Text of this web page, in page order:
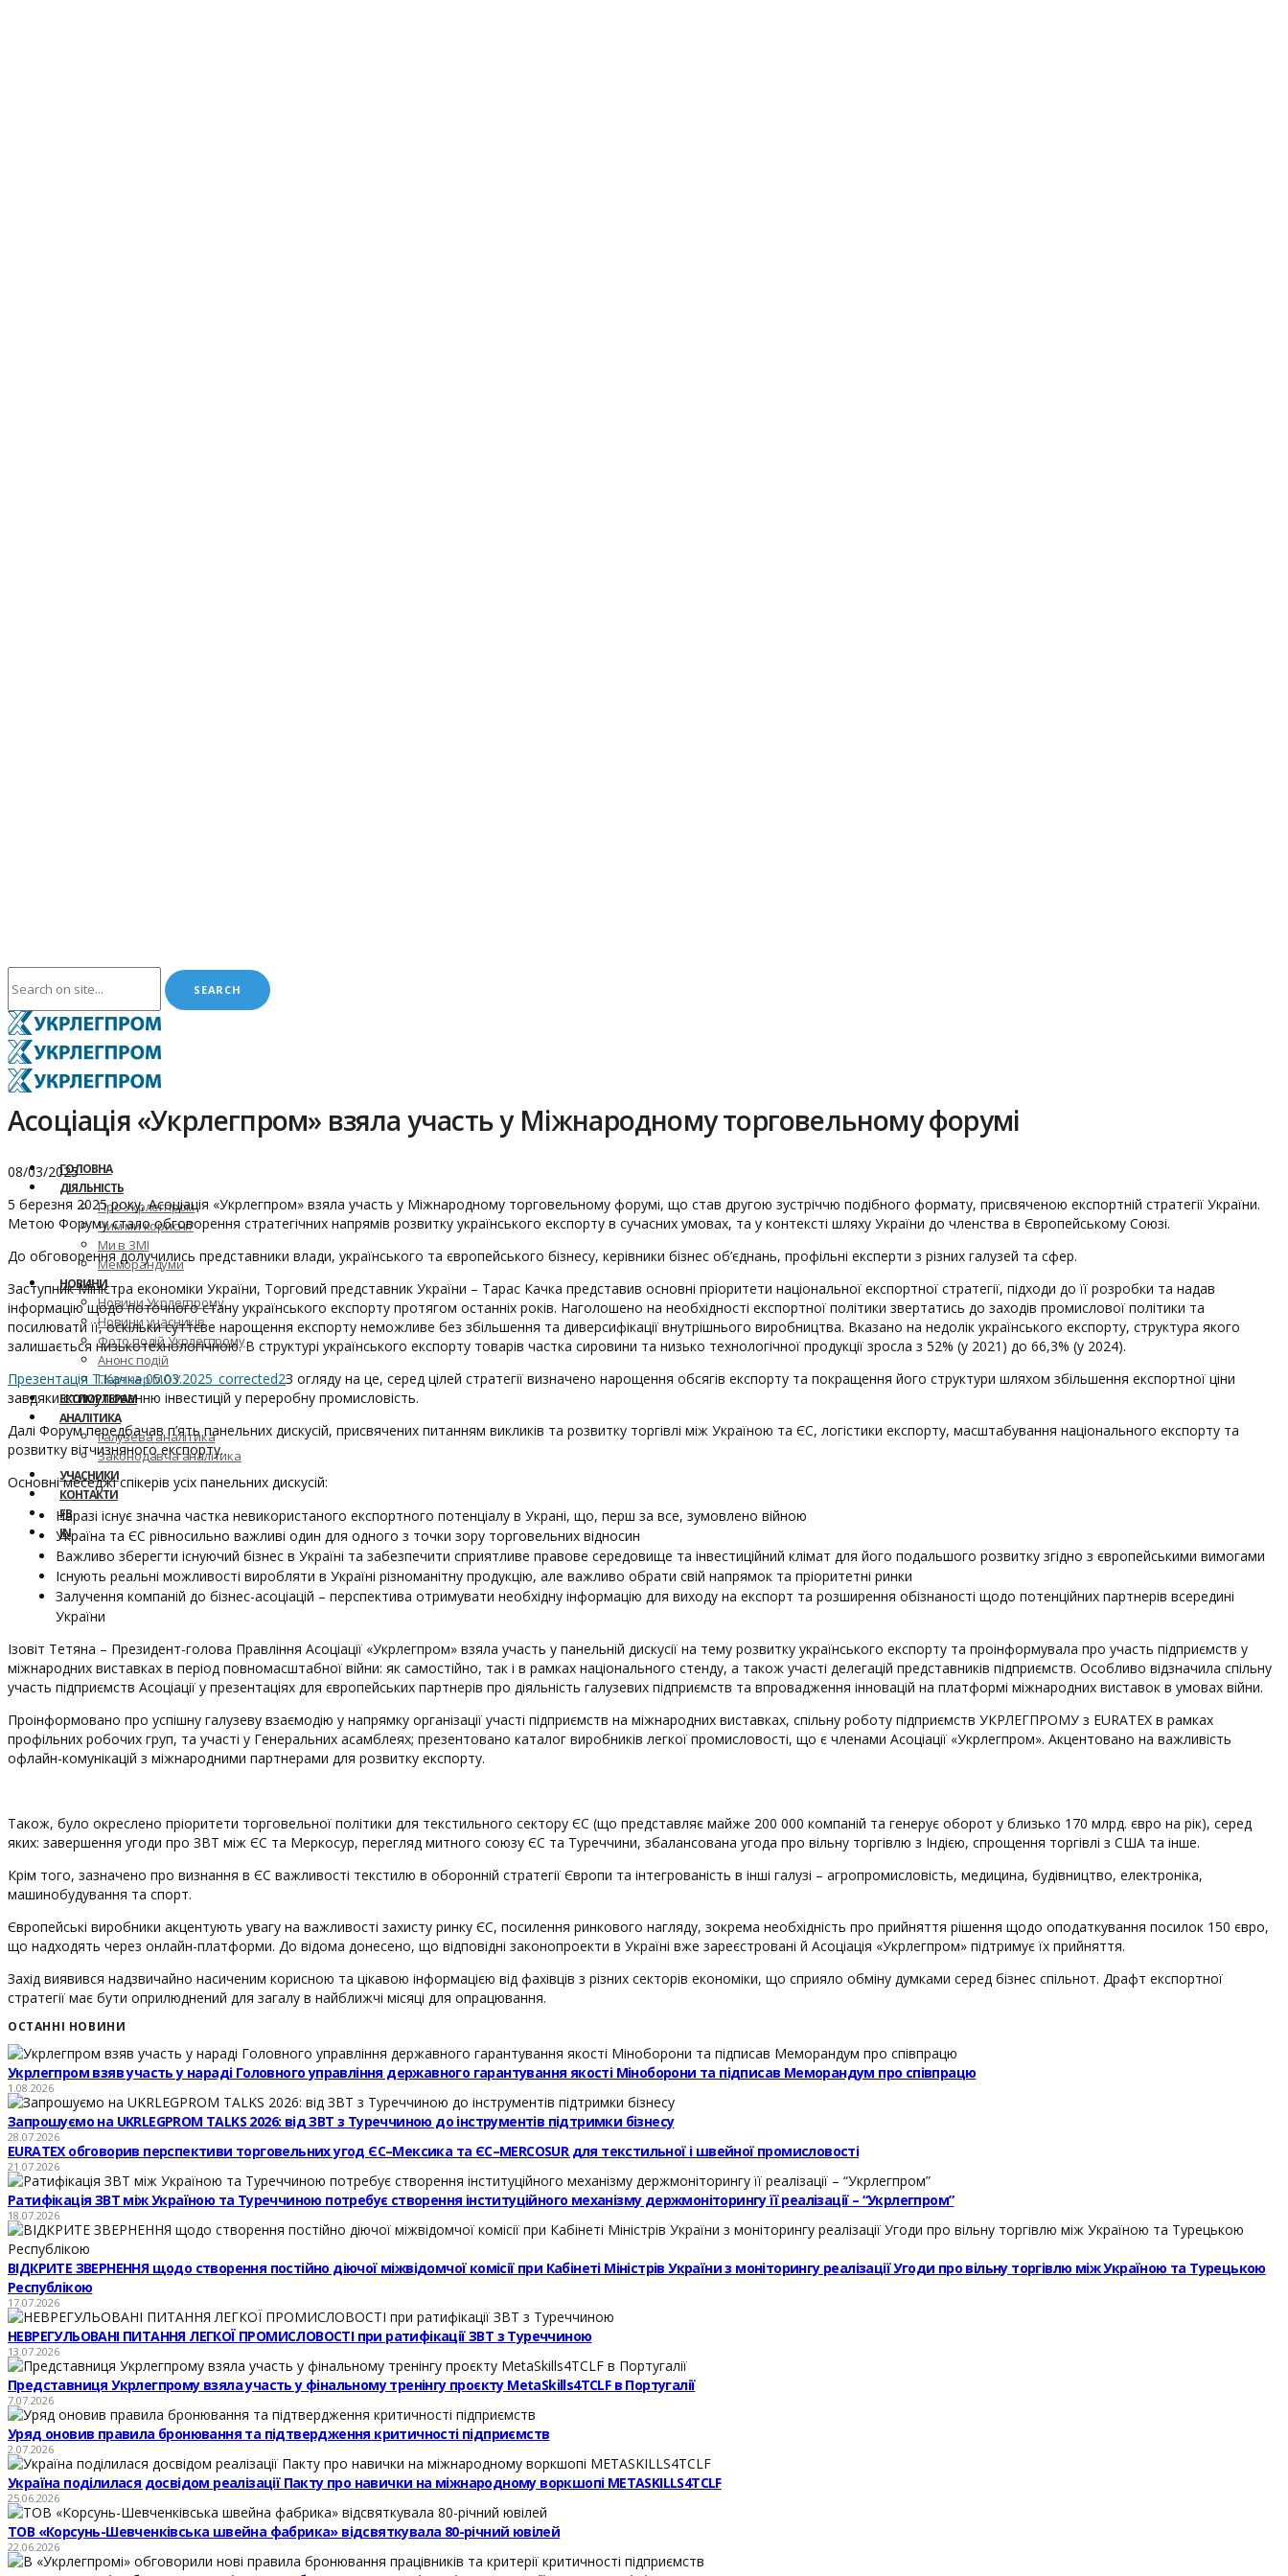
ГОЛОВНА
ДІЯЛЬНІСТЬ
Про Укрлегпром
Чим ми корисні?
Ми в ЗМІ
Меморандуми
НОВИНИ
Новини Укрлегпрому
Новини учасників
Фото подій Укрлегпрому
Анонс подій
Партнер МОУ
ЕКСПОРТЕРАМ
АНАЛІТИКА
Галузева аналітика
Законодавча аналітика
УЧАСНИКИ
КОНТАКТИ
FB
IN
Асоціація «Укрлегпром» взяла участь у Міжнародному торговельному форумі
08/03/2025
5 березня 2025 року, Асоціація «Укрлегпром» взяла участь у Міжнародному торговельному форумі, що став другою зустріччю подібного формату, присвяченою експортній стратегії України.
Метою Форуму стало обговорення стратегічних напрямів розвитку українського експорту в сучасних умовах, та у контексті шляху України до членства в Європейському Союзі.
До обговорення долучились представники влади, українського та європейського бізнесу, керівники бізнес об’єднань, профільні експерти з різних галузей та сфер.
Заступник Міністра економіки України, Торговий представник України – Тарас Качка представив основні пріоритети національної експортної стратегії, підходи до її розробки та надав
інформацію щодо поточного стану українського експорту протягом останніх років. Наголошено на необхідності експортної політики звертатись до заходів промислової політики та
посилювати її, оскільки суттєве нарощення експорту неможливе без збільшення та диверсифікації внутрішнього виробництва. Вказано на недолік українського експорту, структура якого
залишається низькотехнологічною. В структурі українського експорту товарів частка сировини та низько технологічної продукції зросла з 52% (у 2021) до 66,3% (у 2024).
Презентація Т.Качка 05.03.2025_corrected2З огляду на це, серед цілей стратегії визначено нарощення обсягів експорту та покращення його структури шляхом збільшення експортної ціни
завдяки стимулюванню інвестицій у переробну промисловість.
Далі Форум передбачав п’ять панельних дискусій, присвячених питанням викликів та розвитку торгівлі між Україною та ЄС, логістики експорту, масштабування національного експорту та
розвитку вітчизняного експорту.
Основні меседжі спікерів усіх панельних дискусій:
Наразі існує значна частка невикористаного експортного потенціалу в Украні, що, перш за все, зумовлено війною
Україна та ЄС рівносильно важливі один для одного з точки зору торговельних відносин
Важливо зберегти існуючий бізнес в Україні та забезпечити сприятливе правове середовище та інвестиційний клімат для його подальшого розвитку згідно з європейськими вимогами
Існують реальні можливості виробляти в Україні різноманітну продукцію, але важливо обрати свій напрямок та пріоритетні ринки
Залучення компаній до бізнес-асоціацій – перспектива отримувати необхідну інформацію для виходу на експорт та розширення обізнаності щодо потенційних партнерів всередині
України
Ізовіт Тетяна – Президент-голова Правління Асоціації «Укрлегпром» взяла участь у панельній дискусії на тему розвитку українського експорту та проінформувала про участь підприємств у
міжнародних виставках в період повномасштабної війни: як самостійно, так і в рамках національного стенду, а також участі делегацій представників підприємств. Особливо відзначила спільну
участь підприємств Асоціації у презентаціях для європейських партнерів про діяльність галузевих підприємств та впровадження інновацій на платформі міжнародних виставок в умовах війни.
Проінформовано про успішну галузеву взаємодію у напрямку організації участі підприємств на міжнародних виставках, спільну роботу підприємств УКРЛЕГПРОМУ з EURATEX в рамках
профільних робочих груп, та участі у Генеральних асамблеях; презентовано каталог виробників легкої промисловості, що є членами Асоціації «Укрлегпром». Акцентовано на важливість
офлайн-комунікацій з міжнародними партнерами для розвитку експорту.
Також, було окреслено пріоритети торговельної політики для текстильного сектору ЄС (що представляє майже 200 000 компаній та генерує оборот у близько 170 млрд. євро на рік), серед
яких: завершення угоди про ЗВТ між ЄС та Меркосур, перегляд митного союзу ЄС та Туреччини, збалансована угода про вільну торгівлю з Індією, спрощення торгівлі з США та інше.
Крім того, зазначено про визнання в ЄС важливості текстилю в оборонній стратегії Європи та інтегрованість в інші галузі – агропромисловість, медицина, будівництво, електроніка,
машинобудування та спорт.
Європейські виробники акцентують увагу на важливості захисту ринку ЄС, посилення ринкового нагляду, зокрема необхідність про прийняття рішення щодо оподаткування посилок 150 євро,
що надходять через онлайн-платформи. До відома донесено, що відповідні законопроекти в Україні вже зареєстровані й Асоціація «Укрлегпром» підтримує їх прийняття.
Захід виявився надзвичайно насиченим корисною та цікавою інформацією від фахівців з різних секторів економіки, що сприяло обміну думками серед бізнес спільнот. Драфт експортної
стратегії має бути оприлюднений для загалу в найближчі місяці для опрацювання.
ОСТАННІ НОВИНИ
Укрлегпром взяв участь у нараді Головного управління державного гарантування якості Міноборони та підписав Меморандум про співпрацю
1.08.2026
Запрошуємо на UKRLEGPROM TALKS 2026: від ЗВТ з Туреччиною до інструментів підтримки бізнесу
28.07.2026
EURATEX обговорив перспективи торговельних угод ЄС–Мексика та ЄС–MERCOSUR для текстильної і швейної промисловості
21.07.2026
Ратифікація ЗВТ між Україною та Туреччиною потребує створення інституційного механізму держмоніторингу її реалізації – “Укрлегпром”
18.07.2026
ВІДКРИТЕ ЗВЕРНЕННЯ щодо створення постійно діючої міжвідомчої комісії при Кабінеті Міністрів України з моніторингу реалізації Угоди про вільну торгівлю між Україною та Турецькою
Республікою
17.07.2026
НЕВРЕГУЛЬОВАНІ ПИТАННЯ ЛЕГКОЇ ПРОМИСЛОВОСТІ при ратифікації ЗВТ з Туреччиною
13.07.2026
Представниця Укрлегпрому взяла участь у фінальному тренінгу проєкту MetaSkills4TCLF в Португалії
7.07.2026
Уряд оновив правила бронювання та підтвердження критичності підприємств
2.07.2026
Україна поділилася досвідом реалізації Пакту про навички на міжнародному воркшопі METASKILLS4TCLF
25.06.2026
ТОВ «Корсунь-Шевченківська швейна фабрика» відсвяткувала 80-річний ювілей
22.06.2026